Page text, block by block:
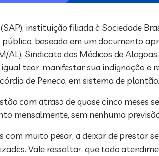
instituição filiada à Sociedade
baseada em um documento
AL), Sindicato dos Médicos de
teor, manifestar sua indignação
de Penedo, em sistema de plantão.
com atraso de quase cinco meses
mensalmente, sem nenhuma
com muito pesar, a deixar de prestar
Vale ressaltar, que todo